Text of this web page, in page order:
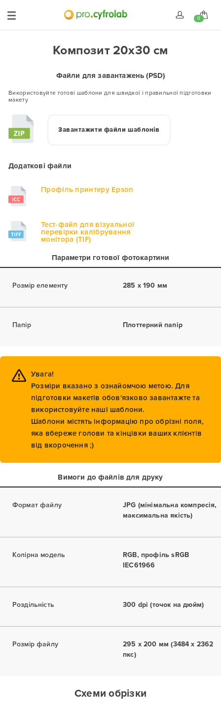
0
Композит 20x30 см
Файли для завантажень (PSD)
Використовуйте готові шаблони для швидкої і правильної підготовки
макету
Завантажити файли шаблонів
Додаткові файли
Профіль принтеру Epson
Тест-файл для візуальної
перевірки калібрування
монітора (TIF)
Параметри готової фотокартини
Розмір елементу 285 x 190 мм
Папір Плоттерний папір
Увага!
Розміри вказано з ознайомчою метою. Для
підготовки макетів обов'язково завантажте та
використовуйте наші шаблони.
Шаблони містять інформацію про обрізні поля,
яка вбереже голови та кінцівки ваших клієнтів
від вкорочення ;)
Вимоги до файлів для друку
Формат файлу
JPG (мінімальна компресія,
максимальна якість)
Колірна модель
RGB, профіль sRGB
IEC61966
Роздільність 300 dpi (точок на дюйм)
Розмір файлу
295 x 200 мм (3484 x 2362
пкс)
Схеми обрізки